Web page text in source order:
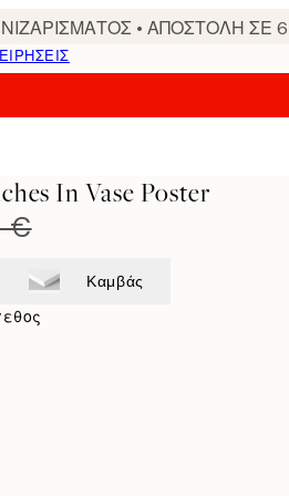
• ΑΠΟΣΤΟΛΗ ΣΕ
In Vase Poster
€
Καμβάς